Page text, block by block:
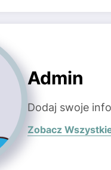
Admin
Dodaj swoje
Zobacz